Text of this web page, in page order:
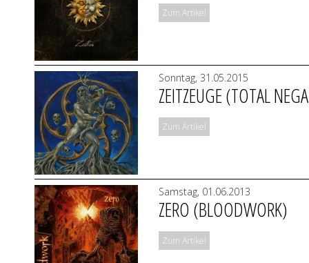
Zum Artikel
Sonntag, 31.05.2015
ZEITZEUGE (TOTAL
Zum Artikel
Samstag, 01.06.2013
ZERO (BLOODWORK)
Zum Artikel